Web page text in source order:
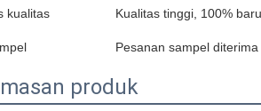
kualitas Kualitas tinggi, 100%
Pesanan sampel diterima
produk